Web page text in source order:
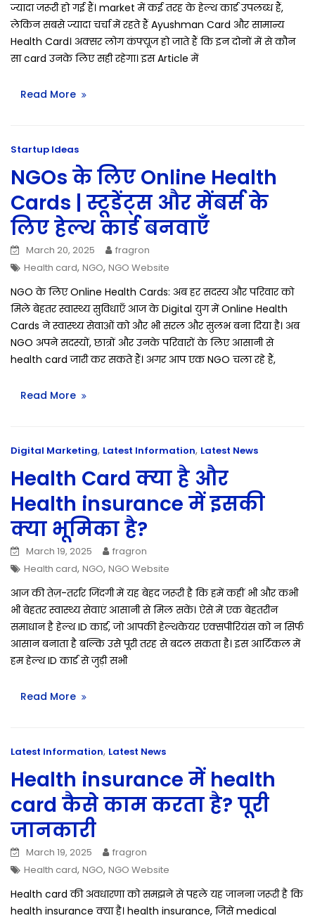
ज्यादा जरूरी हो गई हैं। market में कई तरह के हेल्थ कार्ड उपलब्ध हैं,
लेकिन सबसे ज्यादा चर्चा में रहते हैं Ayushman Card और सामान्य
Health Card। अक्सर लोग कंफ्यूज हो जाते हैं कि इन दोनों में से कौन
सा card उनके लिए सही रहेगा। इस Article में
Read More
Startup Ideas
NGOs के लिए Online Health
Cards | स्टूडेंट्स और मेंबर्स के
लिए हेल्थ कार्ड बनवाएँ
March 20, 2025
fragron
Health card, NGO, NGO Website
NGO के लिए Online Health Cards: अब हर सदस्य और परिवार को
मिले बेहतर स्वास्थ्य सुविधाएँ आज के Digital युग में Online Health
Cards ने स्वास्थ्य सेवाओं को और भी सरल और सुलभ बना दिया है। अब
NGO अपने सदस्यों, छात्रों और उनके परिवारों के लिए आसानी से
health card जारी कर सकते हैं। अगर आप एक NGO चला रहे हैं,
Read More
Digital Marketing, Latest Information, Latest News
Health Card क्या है और
Health insurance में इसकी
क्या भूमिका है?
March 19, 2025
fragron
Health card, NGO, NGO Website
आज की तेज़-तर्रार जिंदगी में यह बेहद जरूरी है कि हमें कहीं भी और कभी
भी बेहतर स्वास्थ्य सेवाएं आसानी से मिल सकें। ऐसे में एक बेहतरीन
समाधान है हेल्थ ID कार्ड, जो आपकी हेल्थकेयर एक्सपीरियंस को न सिर्फ
आसान बनाता है बल्कि उसे पूरी तरह से बदल सकता है। इस आर्टिकल में
हम हेल्थ ID कार्ड से जुड़ी सभी
Read More
Latest Information, Latest News
Health insurance में health
card कैसे काम करता है? पूरी
जानकारी
March 19, 2025
fragron
Health card, NGO, NGO Website
Health card की अवधारणा को समझने से पहले यह जानना जरूरी है कि
health insurance क्या है। health insurance, जिसे medical